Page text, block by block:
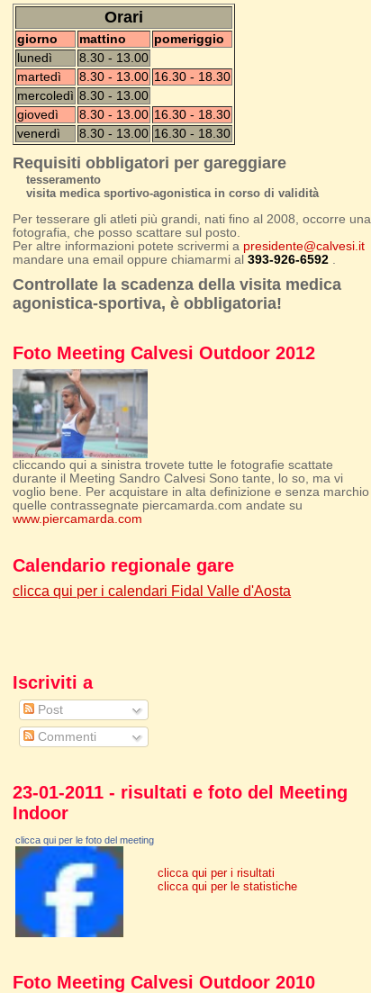
Orari
giorno mattino
pomeriggio
lunedì
8.30 - 13.00
martedì
8.30 - 13.00 16.30 - 18.30
mercoledì 8.30 - 13.00
giovedì
8.30 - 13.00 16.30 - 18.30
venerdì
8.30 - 13.00 16.30 - 18.30
Requisiti obbligatori per gareggiare
tesseramento
visita medica sportivo-agonistica in corso di validità
Per tesserare gli atleti più grandi, nati fino al 2008, occorre una
fotografia, che posso scattare sul posto.
Per altre informazioni potete scrivermi a presidente@calvesi.it
mandare una email oppure chiamarmi al393-926-6592
Controllate la scadenza della visita medica
agonistica-sportiva, è obbligatoria!
Foto Meeting Calvesi Outdoor 2012
cliccando qui a sinistra trovete tutte le fotografie scattate
durante il Meeting Sandro Calvesi Sono tante, lo so, ma vi
voglio bene. Per acquistare in alta definizione e senza marchio
quelle contrassegnate piercamarda.com andate su
www.piercamarda.com
Calendario regionale gare
clicca qui per i calendari Fidal Valle d'Aosta
Iscriviti a
Post
Commenti
23-01-2011 - risultati e foto del Meeting
Indoor
clicca qui per le foto del meeting
clicca qui per i risultati
clicca qui per le statistiche
Foto Meeting Calvesi Outdoor 2010